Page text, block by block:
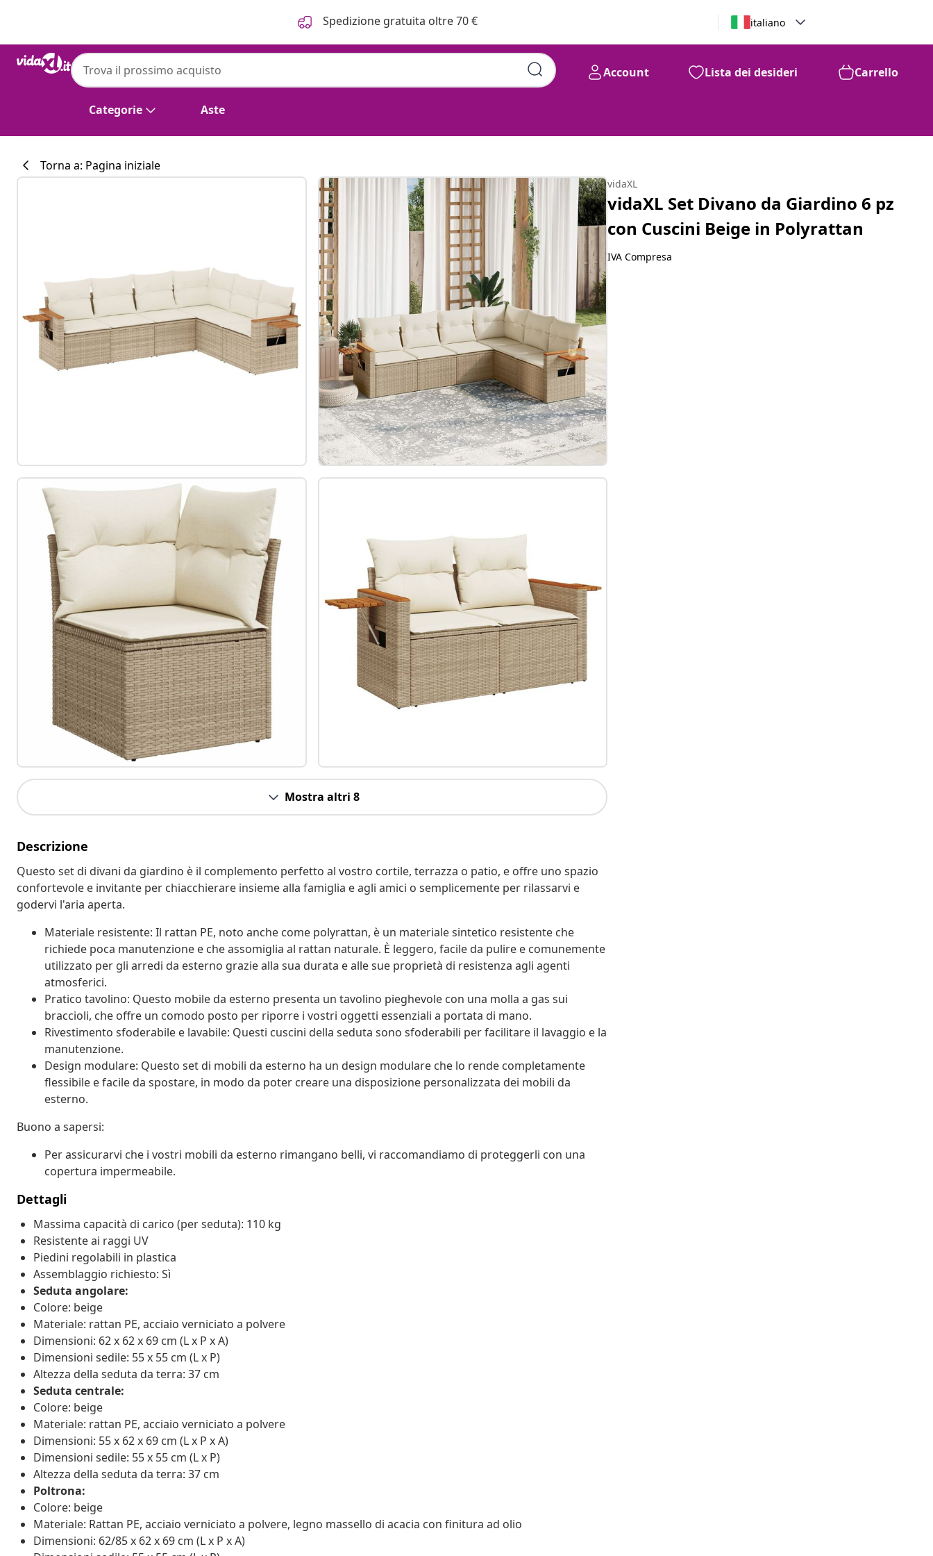
Spedizione gratuita oltre 70 € italiano
Categorie Aste
Account Lista dei desideri Carrello
Torna a: Pagina iniziale
Mostra altri 8
Descrizione
Questo set di divani da giardino è il complemento perfetto al vostro cortile, terrazza o patio, e offre uno spazio
confortevole e invitante per chiacchierare insieme alla famiglia e agli amici o semplicemente per rilassarvi e
godervi l'aria aperta.
Materiale resistente: Il rattan PE, noto anche come polyrattan, è un materiale sintetico resistente che
richiede poca manutenzione e che assomiglia al rattan naturale. È leggero, facile da pulire e comunemente
utilizzato per gli arredi da esterno grazie alla sua durata e alle sue proprietà di resistenza agli agenti
atmosferici.
Pratico tavolino: Questo mobile da esterno presenta un tavolino pieghevole con una molla a gas sui
braccioli, che offre un comodo posto per riporre i vostri oggetti essenziali a portata di mano.
Rivestimento sfoderabile e lavabile: Questi cuscini della seduta sono sfoderabili per facilitare il lavaggio e la
manutenzione.
Design modulare: Questo set di mobili da esterno ha un design modulare che lo rende completamente
flessibile e facile da spostare, in modo da poter creare una disposizione personalizzata dei mobili da
esterno.
Buono a sapersi:
Per assicurarvi che i vostri mobili da esterno rimangano belli, vi raccomandiamo di proteggerli con una
copertura impermeabile.
Dettagli
Massima capacità di carico (per seduta): 110 kg
Resistente ai raggi UV
Piedini regolabili in plastica
Assemblaggio richiesto: Sì
Seduta angolare:
Colore: beige
Materiale: rattan PE, acciaio verniciato a polvere
Dimensioni: 62 x 62 x 69 cm (L x P x A)
Dimensioni sedile: 55 x 55 cm (L x P)
Altezza della seduta da terra: 37 cm
Seduta centrale:
Colore: beige
Materiale: rattan PE, acciaio verniciato a polvere
Dimensioni: 55 x 62 x 69 cm (L x P x A)
Dimensioni sedile: 55 x 55 cm (L x P)
Altezza della seduta da terra: 37 cm
Poltrona:
Colore: beige
Materiale: Rattan PE, acciaio verniciato a polvere, legno massello di acacia con finitura ad olio
Dimensioni: 62/85 x 62 x 69 cm (L x P x A)
vidaXL
vidaXL Set Divano da Giardino 6 pz
con Cuscini Beige in Polyrattan
IVA Compresa